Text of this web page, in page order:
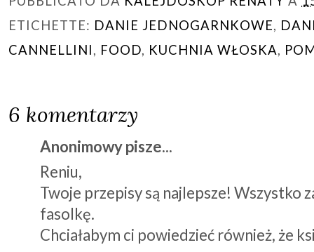
ETICHETTE: DANIE JEDNOGARNKOWE,
CANNELLINI, FOOD, KUCHNIA WŁOSKA,
6 komentarzy
Anonimowy pisze...
Reniu,
Twoje przepisy są najlepsze! Wszystko
fasolkę.
Chciałabym ci powiedzieć również, że